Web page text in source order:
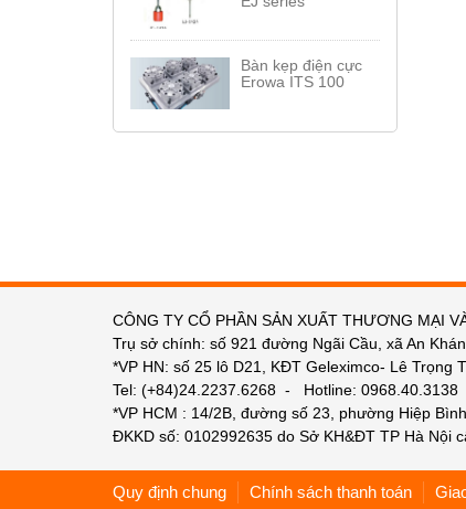
Bàn kẹp điện cực
Erowa ITS 100
CÔNG TY CỔ PHẦN SẢN XUẤT THƯƠNG MẠI
Trụ sở chính: số 921 đường Ngãi Cầu, xã An
*VP HN: số 25 lô D21, KĐT Geleximco- Lê
Tel: (+84)24.2237.6268 - Hotline:
*VP HCM : 14/2B, đường số 23, phường Hiệp
ĐKKD số: 0102992635 do Sở KH&ĐT TP Hà Nội
Quy định chung Chính sách thanh toán